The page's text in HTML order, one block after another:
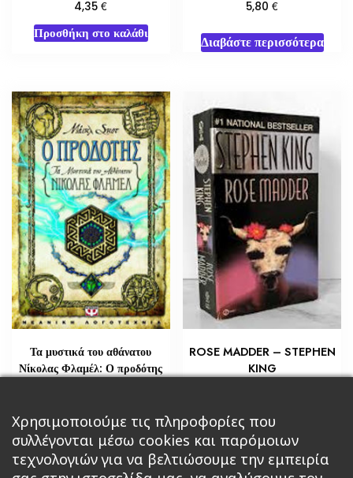
4,35€
Προσθήκη στο καλάθι
5,80€
Διαβάστε περισσότερα
Τα μυστικά του αθάνατου
Νίκολας Φλαμέλ: Ο προδότης
Διαβάστε περισσότερα
ROSE MADDER – STEPHEN
KING
Προσθήκη στο καλάθι
Χρησιμοποιούμε τις πληροφορίες που
συλλέγονται μέσω cookies και παρόμοιων
τεχνολογιών για να βελτιώσουμε την εμπειρία